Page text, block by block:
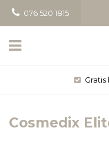
076 520 1815
Cosmedix